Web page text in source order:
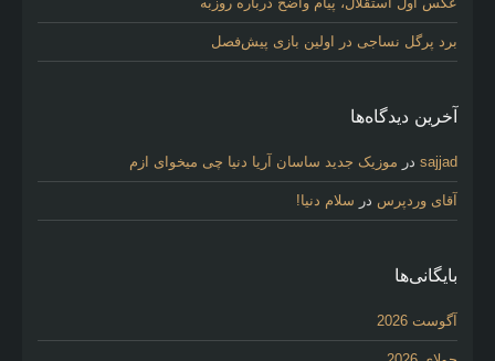
برد پرگل نساجی در اولین بازی پیش‌فصل
آخرین دیدگاه‌ها
sajjad در موزیک جدید ساسان آریا دنیا چی میخوای ازم
آقای وردپرس در سلام دنیا!
بایگانی‌ها
آگوست 2026